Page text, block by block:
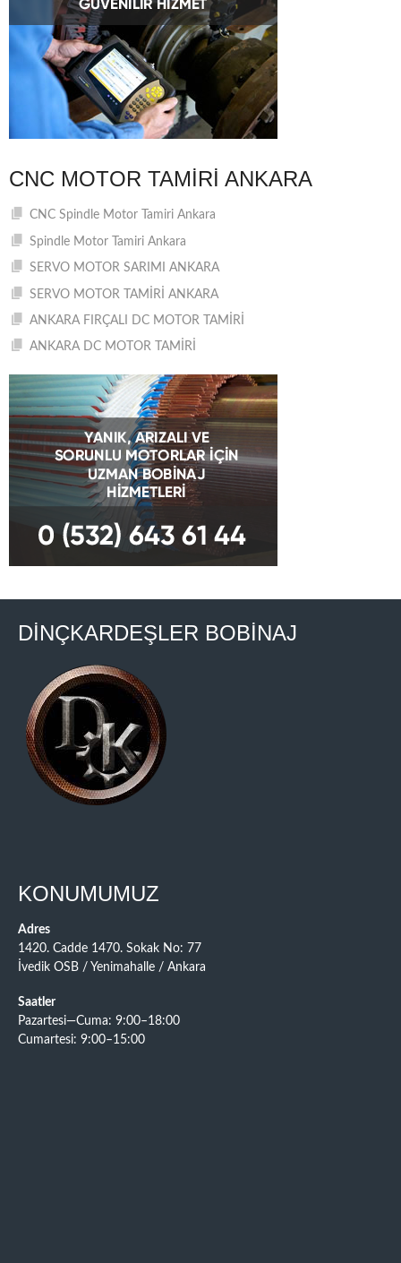
CNC MOTOR TAMIRI ANKARA
CNC Spindle Motor Tamiri Ankara
Spindle Motor Tamiri Ankara
SERVO MOTOR SARIMI ANKARA
SERVO MOTOR TAMİRİ ANKARA
ANKARA FIRÇALI DC MOTOR TAMİRİ
ANKARA DC MOTOR TAMİRİ
DİNÇKARDEŞLER BOBİNAJ
KONUMUMUZ
Adres
1420. Cadde 1470. Sokak No: 77
İvedik OSB / Yenimahalle / Ankara
Saatler
Pazartesi—Cuma: 9:00–18:00
Cumartesi: 9:00–15:00